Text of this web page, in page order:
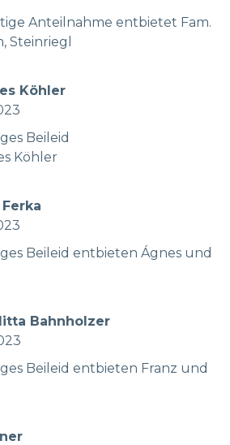
Anteilnahme entbietet Fam.
Steinriegl
Köhler
Beileid
Köhler
Beileid entbieten Ágnes und
Bahnholzer
Beileid entbieten Franz und